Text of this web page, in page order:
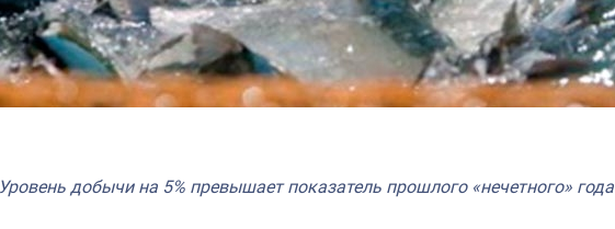
Уровень добычи на 5% превышает показатель прошлого «нечетного» года